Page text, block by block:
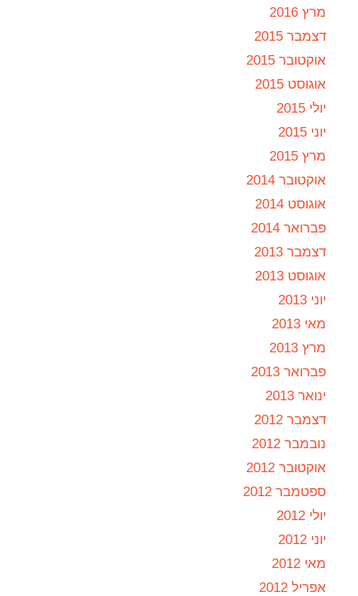
מרץ 2016
דצמבר 2015
אוקטובר 2015
אוגוסט 2015
יולי 2015
יוני 2015
מרץ 2015
אוקטובר 2014
אוגוסט 2014
פברואר 2014
דצמבר 2013
אוגוסט 2013
יוני 2013
מאי 2013
מרץ 2013
פברואר 2013
ינואר 2013
דצמבר 2012
נובמבר 2012
אוקטובר 2012
ספטמבר 2012
יולי 2012
יוני 2012
מאי 2012
אפריל 2012